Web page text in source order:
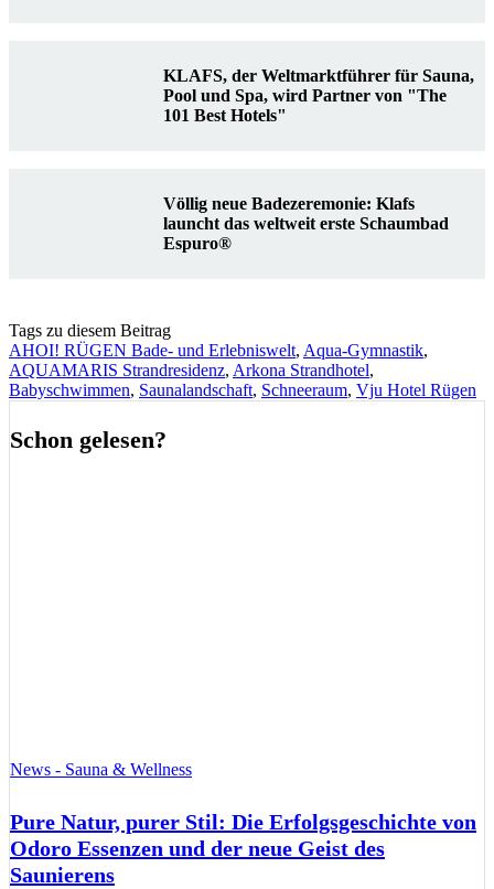
KLAFS, der Weltmarktführer für Sauna,
Pool und Spa, wird Partner von "The
101 Best Hotels"
Völlig neue Badezeremonie: Klafs
launcht das weltweit erste Schaumbad
Espuro®
Tags zu diesem Beitrag
AHOI! RÜGEN Bade- und Erlebniswelt, Aqua-Gymnastik,
AQUAMARIS Strandresidenz, Arkona Strandhotel,
Babyschwimmen, Saunalandschaft, Schneeraum, Vju Hotel Rügen
Schon gelesen?
News - Sauna & Wellness
Pure Natur, purer Stil: Die Erfolgsgeschichte von
Odoro Essenzen und der neue Geist des
Saunierens